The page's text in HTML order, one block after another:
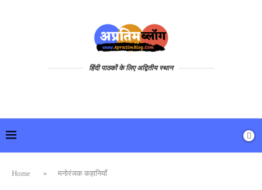
हिंदी पाठकों के लिए अद्वितीय स्थान
Home » मनोरंजक कहानियाँ